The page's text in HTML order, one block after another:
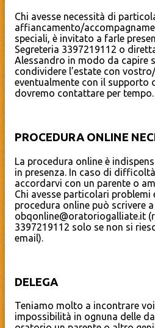
Chi avesse necessità di
affiancamento/
speciali, è invitato a farle
Segreteria 3397219112 o
Alessandro in modo da capire
condividere l’estate con
eventualmente con il supporto
dovremo contattare per tempo.
PROCEDURA ONLINE
La procedura online è
in presenza. In caso di
accordarvi con un parente o
Chi avesse particolari problemi
procedura online può scrivere a
obqonline@oratoriogalliate.it
3397219112 solo se non si
email).
DELEGA
Teniamo molto a incontrare
impossibilità in ognuna delle